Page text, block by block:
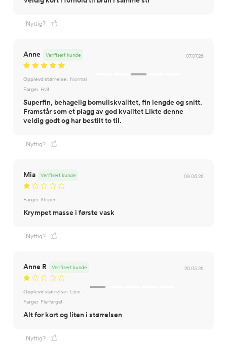
Nyttig?
Anne 07.07.26
Verifisert kunde
Opplevd størrelse: Normal
Farge: Hvit
Superfin, behagelig bomullskvalitet, fin lengde og snitt.
Framstår som et plagg av god kvalitet Likte denne
veldig godt og har bestilt to til.
Nyttig?
Mia 09.06.26
Verifisert kunde
Farge: Striper
Krympet masse i første vask
Nyttig?
Anne R 20.05.26
Verifisert kunde
Opplevd størrelse: Liten
Farge: Flerfarget
Alt for kort og liten i størrelsen
Nyttig?